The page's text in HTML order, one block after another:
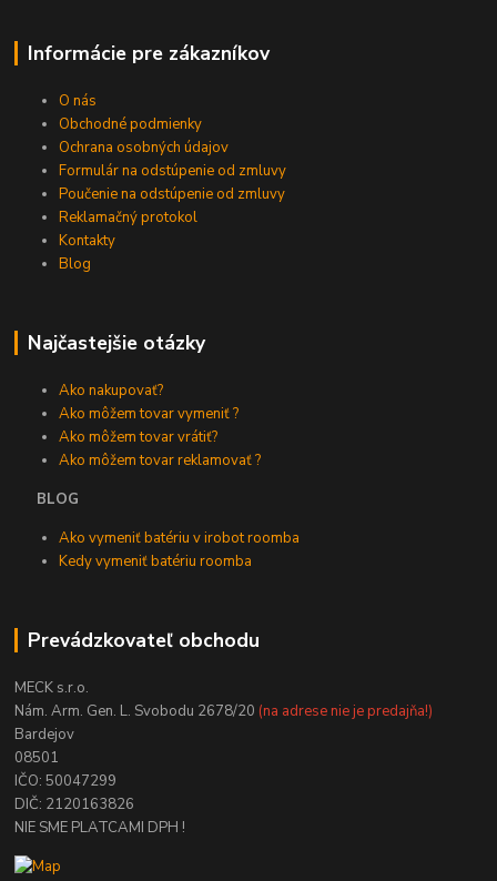
Informácie pre zákazníkov
O nás
Obchodné podmienky
Ochrana osobných údajov
Formulár na odstúpenie od zmluvy
Poučenie na odstúpenie od zmluvy
Reklamačný protokol
Kontakty
Blog
Najčastejšie otázky
Ako nakupovať?
Ako môžem tovar vymeniť ?
Ako môžem tovar vrátiť?
Ako môžem tovar reklamovať ?
BLOG
Ako vymeniť batériu v irobot roomba
Kedy vymeniť batériu roomba
Prevádzkovateľ obchodu
MECK s.r.o.
Nám. Arm. Gen. L. Svobodu 2678/20 (na adrese nie je predajňa!)
Bardejov
08501
IČO: 50047299
DIČ: 2120163826
NIE SME PLATCAMI DPH !